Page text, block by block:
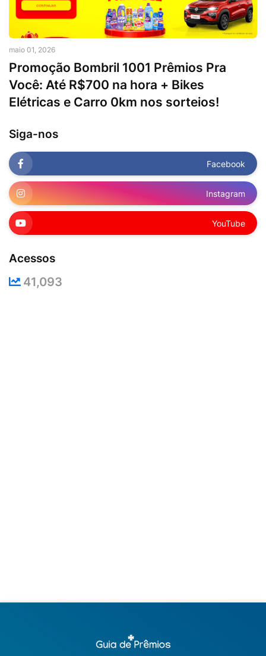
maio 01, 2026
Promoção Bombril 1001 Prêmios Pra
Você: Até R$700 na hora + Bikes
Elétricas e Carro 0km nos sorteios!
Siga-nos
Facebook
Instagram
YouTube
Acessos
41,093